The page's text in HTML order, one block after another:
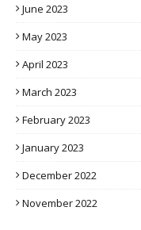
June 2023
May 2023
April 2023
March 2023
February 2023
January 2023
December 2022
November 2022